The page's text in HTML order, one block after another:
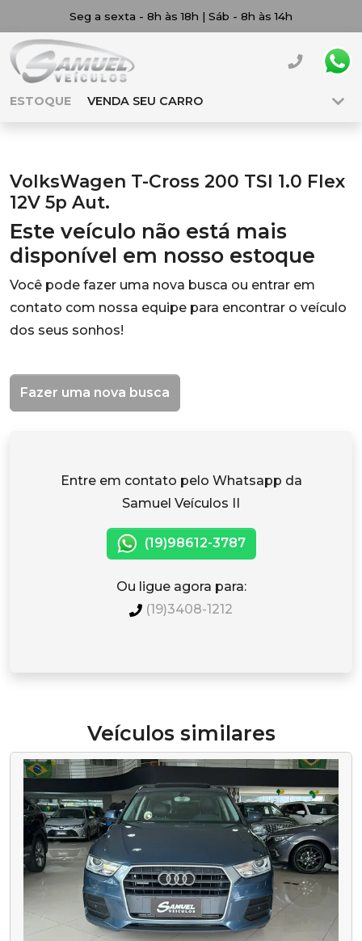
Seg a sexta - 8h às 18h | Sáb - 8h às 14h
ESTOQUE VENDA SEU CARRO
VolksWagen T-Cross 200 TSI 1.0 Flex
12V 5p Aut.
Este veículo não está mais
disponível em nosso estoque
Você pode fazer uma nova busca ou entrar em
contato com nossa equipe para encontrar o veículo
dos seus sonhos!
Fazer uma nova busca
Entre em contato pelo Whatsapp da
Samuel Veículos II
(19)98612-3787
Ou ligue agora para:
(19)3408-1212
Veículos similares